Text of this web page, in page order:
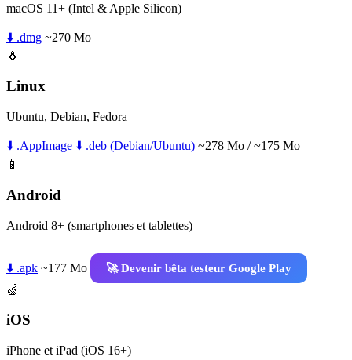
macOS 11+ (Intel & Apple Silicon)
⬇️ .dmg ~270 Mo
🐧
Linux
Ubuntu, Debian, Fedora
⬇️ .AppImage ⬇️ .deb (Debian/Ubuntu) ~278 Mo / ~175 Mo
📱
Android
Android 8+ (smartphones et tablettes)
⬇️ .apk ~177 Mo
🚀 Devenir bêta testeur Google Play
🍏
iOS
iPhone et iPad (iOS 16+)